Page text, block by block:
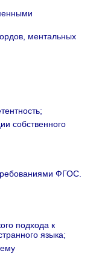
ментальных
собственного
ФГОС.
подхода к
языка;